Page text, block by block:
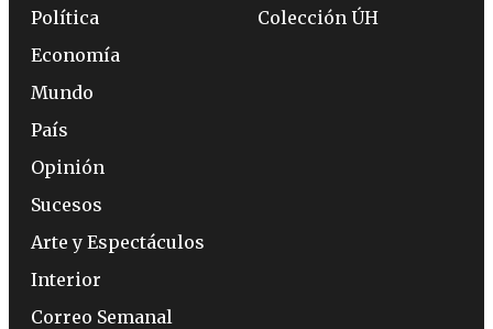
Política
Economía
Mundo
País
Opinión
Sucesos
Arte y Espectáculos
Interior
Correo Semanal
Colección ÚH